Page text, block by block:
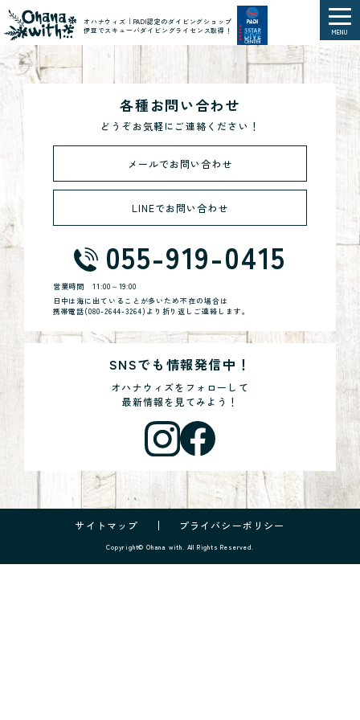
オハナウィズ｜PADI認定のダイビングショップ
伊豆でスキューバダイビングライセンス取得！
MENU
各種お問い合わせ
どうぞお気軽にご連絡ください！
メールでお問い合わせ
LINEでお問い合わせ
055-919-0415
営業時間11:00～19:00
日中は海に出ていることが多いため不在の場合は
携帯電話(080-2644-3264)より折り返しご連絡します。
SNSでも情報発信中！
オハナウィズをフォローして
最新情報を見てみよう！
サイトマップ プライバシーポリシー
Copyright© Ohana with. All Rights Reserved.